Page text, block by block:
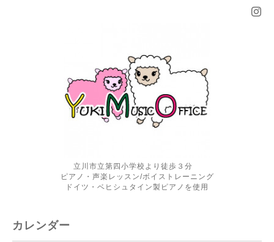
立川市立第四小学校より徒歩３分
ピアノ・声楽レッスン/ボイストレーニング
ドイツ・ベヒシュタイン製ピアノを使用
カレンダー